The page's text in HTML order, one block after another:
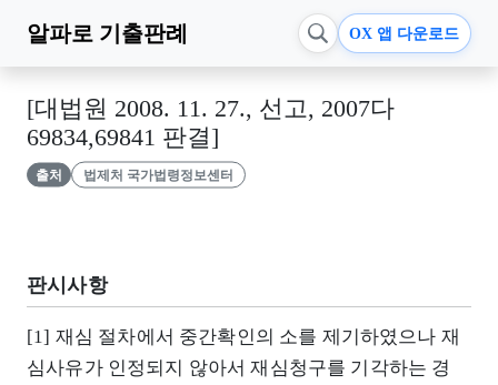
알파로 기출판례 OX 앱 다운로드
[대법원 2008. 11. 27., 선고, 2007다
69834,69841 판결]
출처 법제처 국가법령정보센터
판시사항
[1] 재심 절차에서 중간확인의 소를 제기하였으나 재
심사유가 인정되지 않아서 재심청구를 기각하는 경